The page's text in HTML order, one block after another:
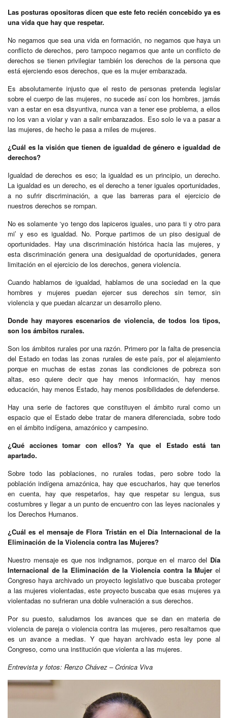
Las posturas opositoras dicen que este feto recién concebido ya es
una vida que hay que respetar.
No negamos que sea una vida en formación, no negamos que haya un
conflicto de derechos, pero tampoco negamos que ante un conflicto de
derechos se tienen privilegiar también los derechos de la persona que
está ejerciendo esos derechos, que es la mujer embarazada.
Es absolutamente injusto que el resto de personas pretenda legislar
sobre el cuerpo de las mujeres, no sucede así con los hombres, jamás
van a estar en esa disyuntiva, nunca van a tener ese problema, a ellos
no los van a violar y van a salir embarazados. Eso solo le va a pasar a
las mujeres, de hecho le pasa a miles de mujeres.
¿Cuál es la visión que tienen de igualdad de género e igualdad de
derechos?
Igualdad de derechos es eso; la igualdad es un principio, un derecho.
La igualdad es un derecho, es el derecho a tener iguales oportunidades,
a no sufrir discriminación, a que las barreras para el ejercicio de
nuestros derechos se rompan.
No es solamente ‘yo tengo dos lapiceros iguales, uno para ti y otro para
mi’ y eso es igualdad. No. Porque partimos de un piso desigual de
oportunidades. Hay una discriminación histórica hacia las mujeres, y
esta discriminación genera una desigualdad de oportunidades, genera
limitación en el ejercicio de los derechos, genera violencia.
Cuando hablamos de igualdad, hablamos de una sociedad en la que
hombres y mujeres puedan ejercer sus derechos sin temor, sin
violencia y que puedan alcanzar un desarrollo pleno.
Donde hay mayores escenarios de violencia, de todos los tipos,
son los ámbitos rurales.
Son los ámbitos rurales por una razón. Primero por la falta de presencia
del Estado en todas las zonas rurales de este país, por el alejamiento
porque en muchas de estas zonas las condiciones de pobreza son
altas, eso quiere decir que hay menos información, hay menos
educación, hay menos Estado, hay menos posibilidades de defenderse.
Hay una serie de factores que constituyen el ámbito rural como un
espacio que el Estado debe tratar de manera diferenciada, sobre todo
en el ámbito indígena, amazónico y campesino.
¿Qué acciones tomar con ellos? Ya que el Estado está tan
apartado.
Sobre todo las poblaciones, no rurales todas, pero sobre todo la
población indígena amazónica, hay que escucharlos, hay que tenerlos
en cuenta, hay que respetarlos, hay que respetar su lengua, sus
costumbres y llegar a un punto de encuentro con las leyes nacionales y
los Derechos Humanos.
¿Cuál es el mensaje de Flora Tristán en el Día Internacional de la
Eliminación de la Violencia contra las Mujeres?
Nuestro mensaje es que nos indignamos, porque en el marco del Día
Internacional de la Eliminación de la Violencia contra la Mujer el
Congreso haya archivado un proyecto legislativo que buscaba proteger
a las mujeres violentadas, este proyecto buscaba que esas mujeres ya
violentadas no sufrieran una doble vulneración a sus derechos.
Por su puesto, saludamos los avances que se dan en materia de
violencia de pareja o violencia contra las mujeres, pero resaltamos que
es un avance a medias. Y que hayan archivado esta ley pone al
Congreso, como una institución que violenta a las mujeres.
Entrevista y fotos: Renzo Chávez – Crónica Viva